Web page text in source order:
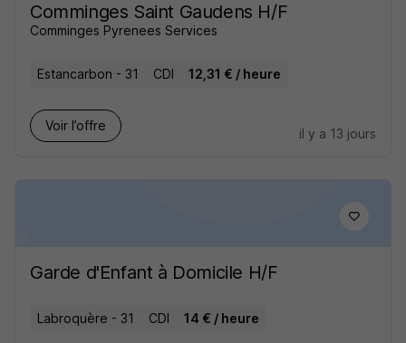
Comminges Saint Gaudens H/F
Comminges Pyrenees Services
Estancarbon - 31 CDI 12,31 € / heure
Voir l’offre
il y a 13 jours
Garde d'Enfant à Domicile H/F
Labroquère - 31 CDI 14 € / heure